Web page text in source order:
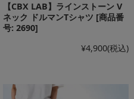
【CBX LAB】ラインストーン V
ネック ドルマンTシャツ [商品番
号: 2690]
¥4,900(税込)